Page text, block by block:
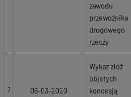
zawodu
przewoźnika
drogowego
rzeczy
7 06-03-2020
Wykaz złóż
objetych
koncesją